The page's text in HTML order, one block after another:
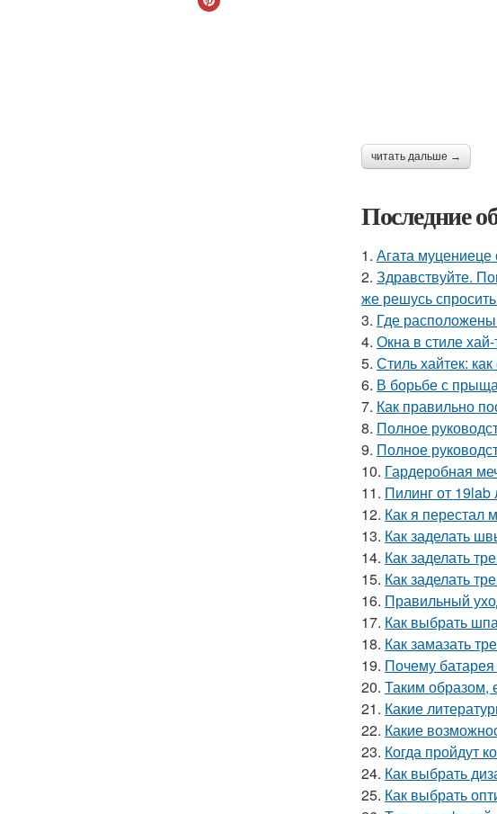
читать дальше →
Последние
1. Агата муцениеце
2. Здравствуйте.
же решусь
3. Где
4. Окна в стиле
5. Стиль хайтек:
6. В борьбе с
7. Как правильно
8. Полное
9. Полное
10. Гардеробная
11. Пилинг от
12. Как я перестал
13. Как заделать
14. Как заделать
15. Как заделать
16. Правильный
17. Как выбрать
18. Как замазать
19. Почему
20. Таким образом,
21. Какие
22. Какие
23. Когда пройдут
24. Как выбрать
25. Как выбрать